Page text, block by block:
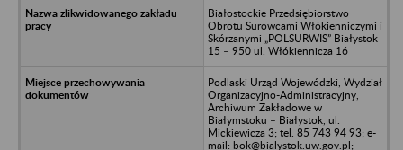
Białostockie Przedsiębiorstwo
Obrotu Surowcami Włókienniczymi i
Skórzanymi „POLSURWIS” Białystok
15 – 950 ul. Włókiennicza 16
Podlaski Urząd Wojewódzki, Wydział
Organizacyjno-Administracyjny,
Archiwum Zakładowe w
Białymstoku – Białystok, ul.
Mickiewicza 3; tel. 85 743 94 93; e-
mail: bok@bialystok.uw.gov.pl;